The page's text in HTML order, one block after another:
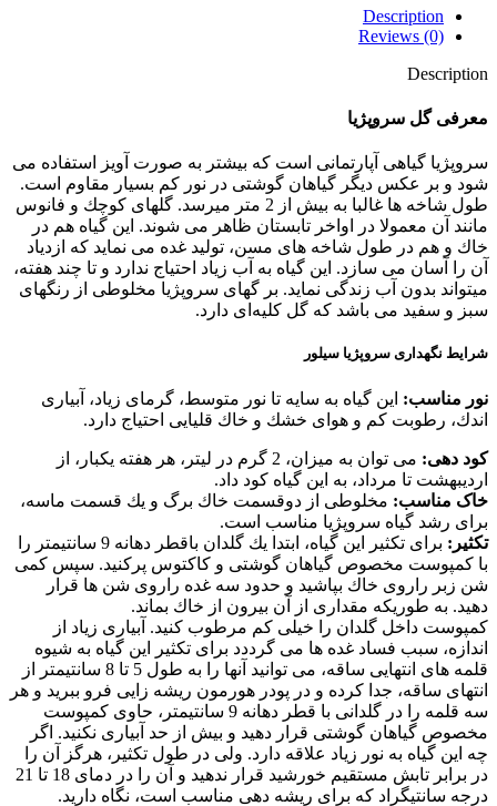
Description
Reviews (0)
Description
معرفی گل سروپ‍ِ‍‍ژيا
سروپژیا گیاهی آپارتمانی است كه بیشتر به صورت آویز استفاده می
شود و بر عكس دیگر گیاهان گوشتی در نور كم بسیار مقاوم است.
طول شاخه ها غالبا به بیش از 2 متر میرسد. گلهای كوچك و فانوس
مانند آن معمولا در اواخر تابستان ظاهر می شوند. این گیاه هم در
خاك و هم در طول شاخه های مسن، تولید غده می نماید كه ازدیاد
آن را آسان می سازد. این گیاه به آب زیاد احتیاج ندارد و تا چند هفته،
میتواند بدون آب زندگی نماید. بر گهای سروپژیا مخلوطی از رنگهای
سبز و سفید می باشد كه گل كلیه‌ای دارد.
شرایط نگهداری سروپژیا سیلور
نور مناسب: این گیاه به سایه تا نور متوسط، گرمای زیاد، آبیاری
اندك، رطوبت كم و هوای خشك و خاك قلیایی احتیاج دارد.
کود دهی:
می توان به میزان، 2 گرم در لیتر، هر هفته یكبار، از
اردیبهشت تا مرداد، به این گیاه كود داد.
خاک مناسب: مخلوطی از دوقسمت خاك برگ و یك قسمت ماسه،
برای رشد گیاه سروپژیا مناسب است.
تکثیر:
برای تكثیر این گیاه، ابتدا یك گلدان باقطر دهانه 9 سانتیمتر را
با كمپوست مخصوص گیاهان گوشتی و كاكتوس پركنید. سپس كمی
شن زبر راروی خاك بپاشید و حدود سه غده راروی شن ها قرار
دهید. به طوریكه مقداری از آن بیرون از خاك بماند.
كمپوست داخل گلدان را خیلی كم مرطوب كنید. آبیاری زیاد از
اندازه، سبب فساد غده ها می گرددد برای تكثیر این گیاه به شیوه
قلمه های انتهایی ساقه، می توانید آنها را به طول 5 تا 8 سانتیمتر از
انتهای ساقه، جدا كرده و در پودر هورمون ریشه زایی فرو ببرید و هر
سه قلمه را در گلدانی با قطر دهانه 9 سانتیمتر، حاوی كمپوست
مخصوص گیاهان گوشتی قرار دهید و بیش از حد آبیاری نكنید. اگر
چه این گیاه به نور زیاد علاقه دارد. ولی در طول تكثیر، هرگز آن را
در برابر تابش مستقیم خورشید قرار ندهید و آن را در دمای 18 تا 21
درجه سانتیگراد كه برای ریشه دهی مناسب است، نگاه دارید.